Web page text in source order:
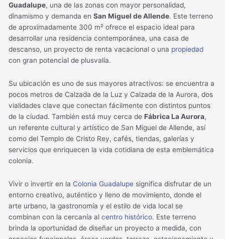
Guadalupe, una de las zonas con mayor personalidad,
dinamismo y demanda enSan Miguel de Allende. Este terreno
de aproximadamente 300 m² ofrece el espacio ideal para
desarrollar una residencia contemporánea, una casa de
descanso, un proyecto de renta vacacional o una propiedad
con gran potencial de plusvalía.
Su ubicación es uno de sus mayores atractivos: se encuentra a
pocos metros de Calzada de la Luz y Calzada de la Aurora, dos
vialidades clave que conectan fácilmente con distintos puntos
de la ciudad. También está muy cerca deFábrica La Aurora,
un referente cultural y artístico de San Miguel de Allende, así
como del Templo de Cristo Rey, cafés, tiendas, galerías y
servicios que enriquecen la vida cotidiana de esta emblemática
colonia.
Vivir o invertir en la Colonia Guadalupe significa disfrutar de un
entorno creativo, auténtico y lleno de movimiento, donde el
arte urbano, la gastronomía y el estilo de vida local se
combinan con la cercanía alcentro histórico. Este terreno
brinda la oportunidad de diseñar un proyecto a medida, con